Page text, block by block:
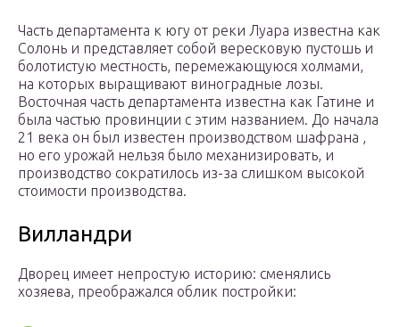
Часть департамента к югу от реки Луара известна как
Солонь и представляет собой вересковую пустошь и
болотистую местность, перемежающуюся холмами,
на которых выращивают виноградные лозы.
Восточная часть департамента известна как Гатине и
была частью провинции с этим названием. До начала
21 века он был известен производством шафрана ,
но его урожай нельзя было механизировать, и
производство сократилось из-за слишком высокой
стоимости производства.
Вилландри
Дворец имеет непростую историю: сменялись
хозяева, преображался облик постройки: